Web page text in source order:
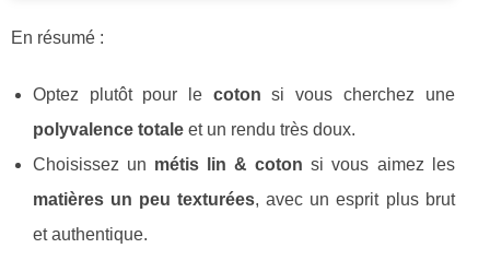
En résumé :
Optez plutôt pour le coton si vous cherchez une
polyvalence totale et un rendu très doux.
Choisissez un métis lin & coton si vous aimez les
matières un peu texturées, avec un esprit plus brut
et authentique.